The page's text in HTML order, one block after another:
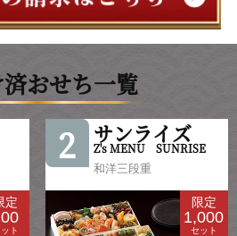
おせち一覧
定
ト
2 サンライズ
Z's MENU SUNRISE
和洋三段重
限定
1,000
セット